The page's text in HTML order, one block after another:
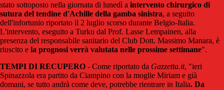
stato sottoposto nella giornata di lunedì a intervento chirurgico di
sutura del tendine d'Achille della gamba sinistra, a seguito
dell'infortunio riportato il 2 luglio scorso durante Belgio-Italia.
L'intervento, eseguito a Turku dal Prof. Lasse Lempainen, alla
presenza del responsabile sanitario del Club Dott. Massimo Manara, è
riuscito e la prognosi verrà valutata nelle prossime settimane".
TEMPI DI RECUPERO - Come riportato da Gazzetta.it, "ieri
Spinazzola era partito da Ciampino con la moglie Miriam e già
domani, se tutto andrà come deve, potrebbe rientrare in Italia. Da